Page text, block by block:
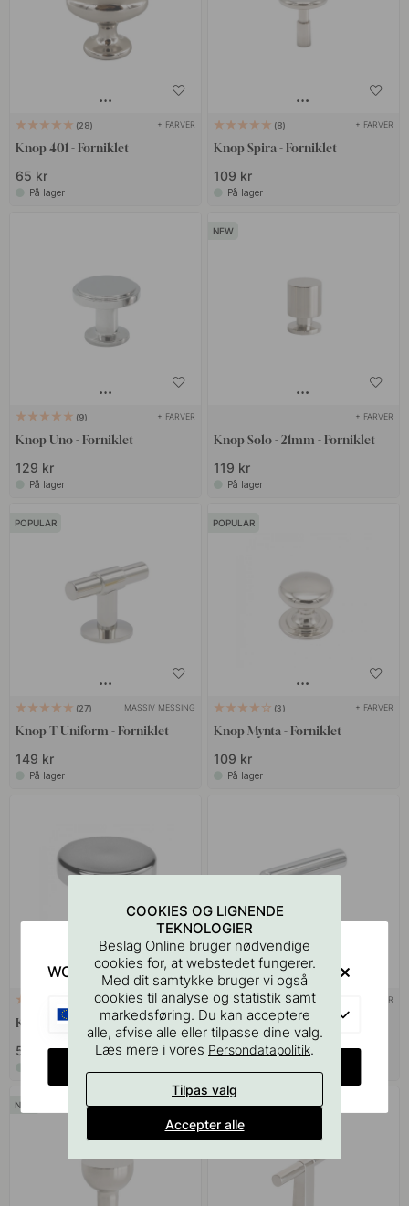
28 + FARVER
Knop 401 - Forniklet
65 kr
På lager
8 + FARVER
Knop Spira - Forniklet
109 kr
På lager
9 + FARVER
Knop Uno - Forniklet
129 kr
På lager
+ FARVER
Knop Solo - 21mm - Forniklet
119 kr
På lager
POPULAR
27 MASSIV MESSING
Knop T Uniform - Forniklet
149 kr
På lager
POPULAR
3 + FARVER
Knop Mynta - Forniklet
109 kr
På lager
+ FARVER
Knop 2078 - Krom
55 kr
1 + FARVER
Knop T Viva - Poleret Krom
139 kr
COOKIES OG LIGNENDE
TEKNOLOGIER
Beslag Online bruger nødvendige
cookies for, at webstedet fungerer.
Med dit samtykke bruger vi også
cookies til analyse og statistik samt
markedsføring. Du kan acceptere
alle, afvise alle eller tilpasse dine valg.
Læs mere i vores Persondatapolitik.
Tilpas valg
Accepter alle
WOULD YOU RATHER VISIT?
EU